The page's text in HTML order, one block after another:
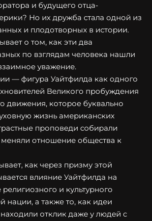
и будущего отца-
Но их дружба стала одной из
и плодотворных в истории.
о том, как эти два
по взглядам человека нашли
уважение.
— фигура Уайтфилда как одного
Великого пробуждения
движения, которое буквально
жизнь американских
проповеди собирали
отношение общества к
как через призму этой
влияние Уайтфилда на
и культурного
нации, а также то, как идеи
отклик даже у людей с